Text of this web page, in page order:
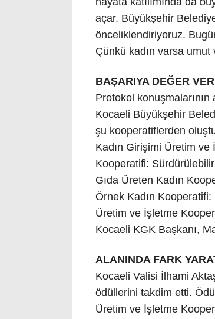
açar. Büyükşehir
önceliklendiriyoruz.
Çünkü kadın varsa umut
BAŞARIYA DEĞER
Protokol
Kocaeli Büyükşehir
şu kooperatiflerden
Kadın Girişimi Üretim ve
Kooperatifi:
Gıda Üreten Kadın
Örnek Kadın
Üretim ve İşletme
Kocaeli KGK Başkanı,
ALANINDA FARK
Kocaeli Valisi İlhami
ödüllerini takdim etti.
Üretim ve İşletme